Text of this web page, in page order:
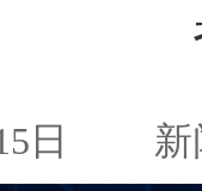
15日 新